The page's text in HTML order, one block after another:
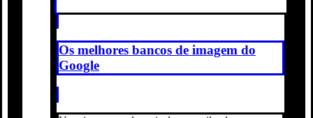
Os melhores bancos de imagem do
Google